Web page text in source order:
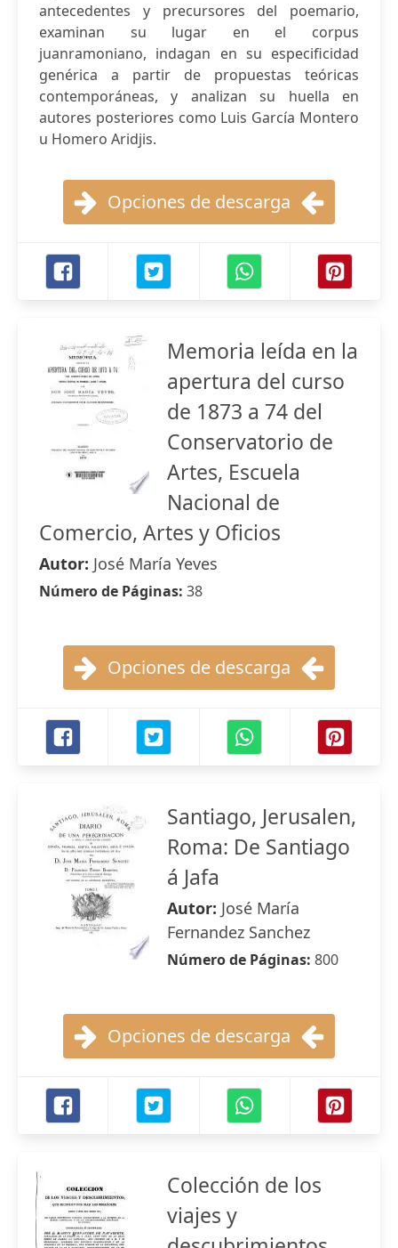
antecedentes y precursores del poemario,
examinan su lugar en el corpus
juanramoniano, indagan en su especificidad
genérica a partir de propuestas teóricas
contemporáneas, y analizan su huella en
autores posteriores como Luis García Montero
u Homero Aridjis.
Opciones de descarga
Memoria leída en la
apertura del curso
de 1873 a 74 del
Conservatorio de
Artes, Escuela
Nacional de
Comercio, Artes y Oficios
Autor: José María Yeves
Número de Páginas: 38
Opciones de descarga
Santiago, Jerusalen,
Roma: De Santiago
á Jafa
Autor: José María
Fernandez Sanchez
Número de Páginas: 800
Opciones de descarga
Colección de los
viajes y